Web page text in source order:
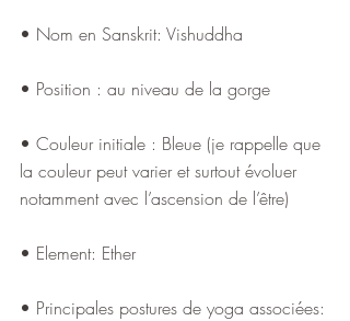
• Nom en Sanskrit: Vishuddha
• Position : au niveau de la gorge
• Couleur initiale : Bleue (je rappelle que
la couleur peut varier et surtout évoluer
notamment avec l’ascension de l’être)
• Element: Ether
• Principales postures de yoga associées: